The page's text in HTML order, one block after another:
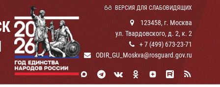
ВЕРСИЯ ДЛЯ СЛАБОВИДЯЩИХ
123458, г. Москва
ул. Твардовского, д. 2, к. 2
+ 7 (499) 673-23-71
ODIR_GU_Moskva@rosguard.gov.ru